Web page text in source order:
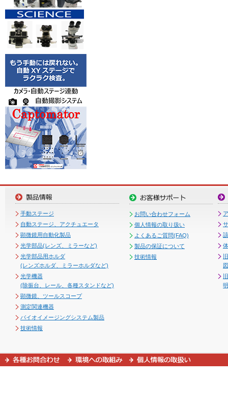
手動ステージ
自動ステージ、アクチュエータ
顕微鏡用自動化製品
光学部品(レンズ、ミラーなど)
光学部品用ホルダ
(レンズホルダ、ミラーホルダなど)
光学機器
(除振台、レール、各種スタンドなど)
顕微鏡、ツールスコープ
測定関連機器
バイオイメージングシステム製品
技術情報
お問い合わせフォーム
個人情報の取り扱い
よくあるご質問(FAQ)
製品の保証について
技術情報